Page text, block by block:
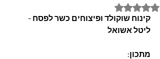
דירוג של NaN מתוך 5 כוכבים
קינוח שוקולד ופיצוחים כשר לפסח -
ליטל אשואל
מתכון: